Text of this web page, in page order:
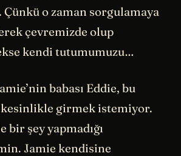
Çünkü o zaman sorgulamaya
çevremizde olup
kendi tutumumuzu…
babası Eddie, bu
girmek istemiyor.
bir şey yapmadığı
Jamie kendisine